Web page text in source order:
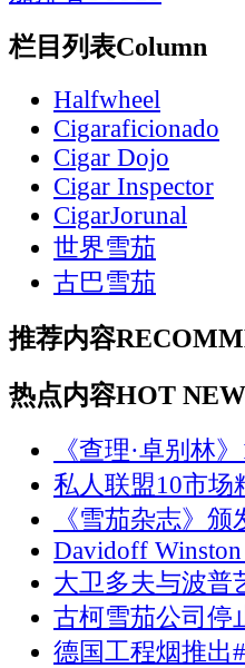
栏目列表Column
Halfwheel
Cigaraficionado
Cigar Dojo
Cigar Inspector
CigarJorunal
世界雪茄
古巴雪茄
推荐内容
热点内容HOT
《查理·卓别林
私人联盟10市场
《雪茄杂志》颁
Davidoff
大卫多夫与波普
古柯雪茄公司停
德国工程烟推出